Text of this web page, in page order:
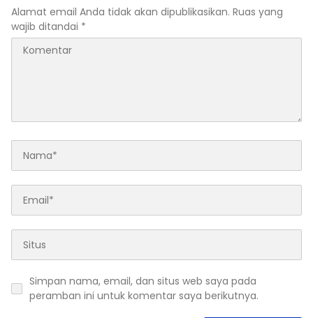
Alamat email Anda tidak akan dipublikasikan. Ruas yang
wajib ditandai *
Simpan nama, email, dan situs web saya pada
peramban ini untuk komentar saya berikutnya.